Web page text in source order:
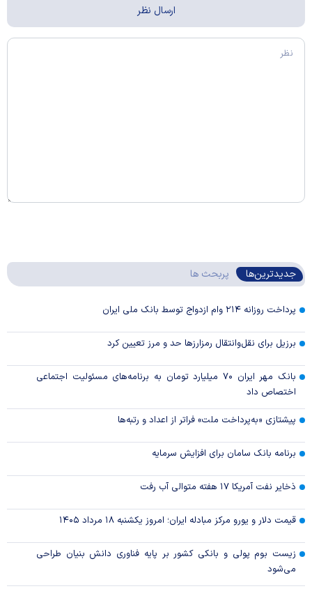
جدیدترین‌ها پربحث ها
پرداخت روزانه ۲۱۴ وام ازدواج توسط بانک ملی ایران
برزیل برای نقل‌وانتقال رمزارزها حد و مرز تعیین کرد
بانک مهر ایران ۷۰ میلیارد تومان به برنامه‌های مسئولیت اجتماعی
اختصاص داد
پیشتازی «به‌پرداخت ملت» فراتر از اعداد و رتبه‌ها
برنامه بانک سامان برای افزایش سرمایه
ذخایر نفت آمریکا ۱۷ هفته متوالی آب رفت
قیمت دلار و یورو مرکز مبادله ایران؛ امروز یکشنبه ۱۸ مرداد ۱۴۰۵
زیست بوم پولی و بانکی کشور بر پایه فناوری دانش بنیان طراحی
می‌شود